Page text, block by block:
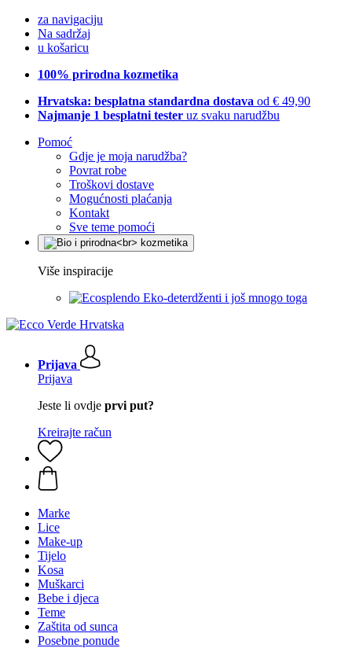
za navigaciju
Na sadržaj
u košaricu
100% prirodna kozmetika
Hrvatska: besplatna standardna dostava od € 49,90
Najmanje 1 besplatni tester uz svaku narudžbu
Pomoć
Gdje je moja narudžba?
Povrat robe
Troškovi dostave
Mogućnosti plaćanja
Kontakt
Sve teme pomoći
Više inspiracije
Eko-deterdženti i još mnogo toga
Prijava
Prijava
Jeste li ovdje prvi put?
Kreirajte račun
Marke
Lice
Make-up
Tijelo
Kosa
Muškarci
Bebe i djeca
Teme
Zaštita od sunca
Posebne ponude